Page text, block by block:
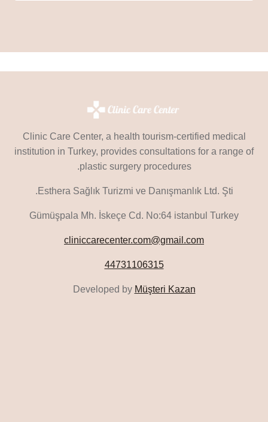
Clinic Care Center, a health tourism-certified medical
institution in Turkey, provides consultations for a range of
plastic surgery procedures.
Esthera Sağlık Turizmi ve Danışmanlık Ltd. Şti.
Gümüşpala Mh. İskeçe Cd. No:64 istanbul Turkey
cliniccarecenter.com@gmail.com
44731106315
Developed by Müşteri Kazan